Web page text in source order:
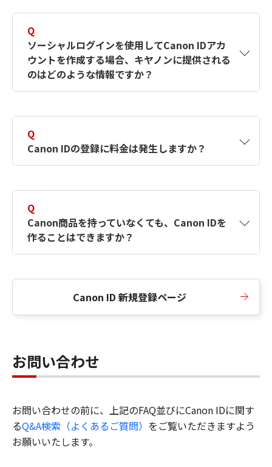
す。詳しい作成方法は【カメラ】Canon IDとは
何ですか？Canon IDの作成方法は？をご確認く
ださい。
Q
ソーシャルログインを使用してCanon IDアカ
ウントを作成する場合、キヤノンに提供される
のはどのような情報ですか？
択したサービスから取得します。アカウントを
簡単に作成できるように、この情報を使用して
Canon IDの登録フォームを入力します。
Q
Canon IDの登録に料金は発生しますか？
Q
Canon商品を持っていなくても、Canon IDを
作ることはできますか？
Canon ID 新規登録ページ
お問い合わせ
お問い合わせの前に、上記のFAQ並びにCanon IDに関す
るQ&A検索（よくあるご質問） をご覧いただきますよう
お願いいたします。